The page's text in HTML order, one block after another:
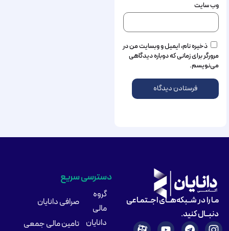
وب‌ سایت
ذخیره نام، ایمیل و وبسایت من در
مرورگر برای زمانی که دوباره دیدگاهی
می‌نویسم.
مـا را در شــبکه‌هــای اجــتمـاعی
دنبــال کنید.
دسترسی سریع
گروه
مالی
دانایان
صرافی دانایان
تامین مالی جمعی